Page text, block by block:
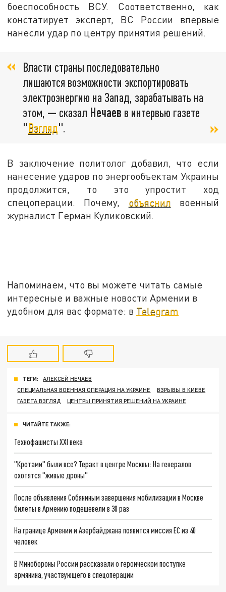
боеспособность ВСУ. Соответственно, как
констатирует эксперт, ВС России впервые
нанесли удар по центру принятия решений.
Власти страны последовательно
лишаются возможности экспортировать
электроэнергию на Запад, зарабатывать на
этом, — сказал Нечаев в интервью газете
"Взгляд".
В заключение политолог добавил, что если
нанесение ударов по энергообъектам Украины
продолжится, то это упростит ход
спецоперации. Почему, объяснил военный
журналист Герман Куликовский.
Напоминаем, что вы можете читать самые
интересные и важные новости Армении в
удобном для вас формате: в Telegram
ТЕГИ:
АЛЕКСЕЙ НЕЧАЕВ
СПЕЦИАЛЬНАЯ ВОЕННАЯ ОПЕРАЦИЯ НА УКРАИНЕ
ВЗРЫВЫ В КИЕВЕ
ГАЗЕТА ВЗГЛЯД
ЦЕНТРЫ ПРИНЯТИЯ РЕШЕНИЙ НА УКРАИНЕ
ЧИТАЙТЕ ТАКЖЕ:
Технофашисты XXI века
"Кротами" были все? Теракт в центре Москвы: На генералов
охотятся "живые дроны"
После объявления Собяниным завершения мобилизации в Москве
билеты в Армению подешевели в 30 раз
На границе Армении и Азербайджана появится миссия ЕС из 40
человек
В Минобороны России рассказали о героическом поступке
армянина, участвующего в спецоперации